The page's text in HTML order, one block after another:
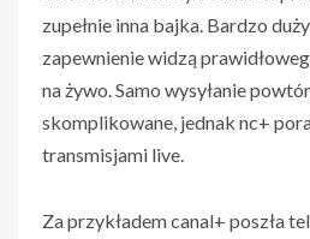
zupełnie inna bajka. Bardzo
zapewnienie widzą
na żywo. Samo wysyłanie
skomplikowane, jednak nc+
transmisjami live.
Za przykładem canal+ poszła